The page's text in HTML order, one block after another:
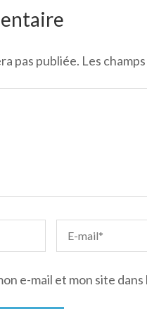
pas publiée. Les
e-mail et mon site